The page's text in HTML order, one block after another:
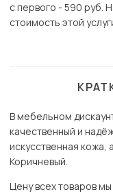
с первого - 590 руб.
стоимость этой
В мебельном
качественный и
искусственная
Коричневый.
Цену всех товаров